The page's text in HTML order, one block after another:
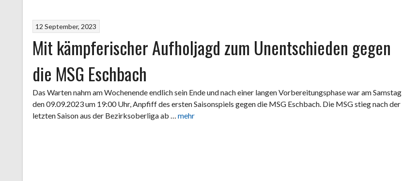
12 September, 2023
Mit kämpferischer Aufholjagd zum Unentschieden gegen
die MSG Eschbach
Das Warten nahm am Wochenende endlich sein Ende und nach einer langen Vorbereitungsphase war am Samstag,
den 09.09.2023 um 19:00 Uhr, Anpfiff des ersten Saisonspiels gegen die MSG Eschbach. Die MSG stieg nach der
letzten Saison aus der Bezirksoberliga ab … mehr